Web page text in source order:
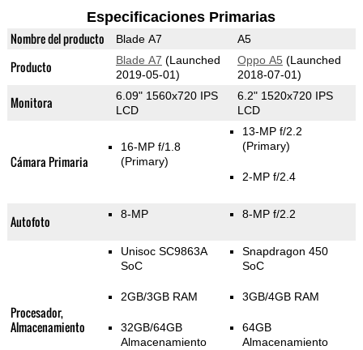
Especificaciones Primarias
Nombre del producto Blade A7 A5
Producto Blade A7 (Launched
2019-05-01)
Oppo A5 (Launched
2018-07-01)
Monitora
6.09" 1560x720 IPS
LCD
6.2" 1520x720 IPS
LCD
Cámara Primaria
16-MP f/1.8
(Primary)
13-MP f/2.2
(Primary)
2-MP f/2.4
Autofoto 8-MP 8-MP f/2.2
Procesador,
Almacenamiento
Unisoc SC9863A
SoC
2GB/3GB RAM
32GB/64GB
Almacenamiento
Snapdragon 450
SoC
3GB/4GB RAM
64GB
Almacenamiento